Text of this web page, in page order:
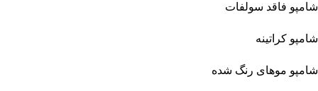
شامپو فاقد سولفات
شامپو کراتینه
شامپو موهای رنگ شده